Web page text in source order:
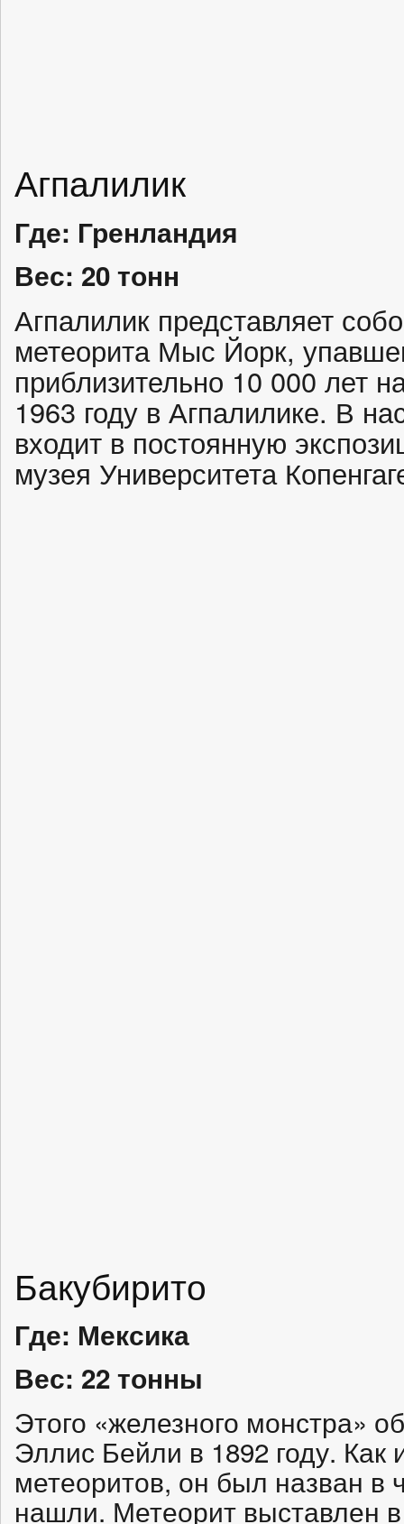
Агпалилик
Где: Гренландия
Вес: 20 тонн
Агпалилик представляет
метеорита Мыс Йорк,
приблизительно 10 000 лет
1963 году в Агпалилике. В
входит в постоянную
музея Университета
Бакубирито
Где: Мексика
Вес: 22 тонны
Этого «железного монстра»
Эллис Бейли в 1892 году. Как
метеоритов, он был назван в
нашли. Метеорит выставлен